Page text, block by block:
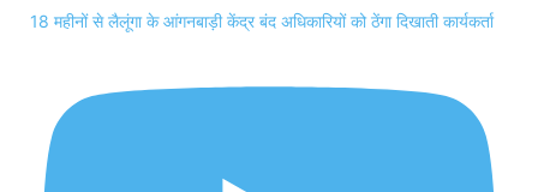
18 महीनों से लैलूंगा के आंगनबाड़ी केंद्र बंद अधिकारियों को ठेंगा दिखाती कार्यकर्ता